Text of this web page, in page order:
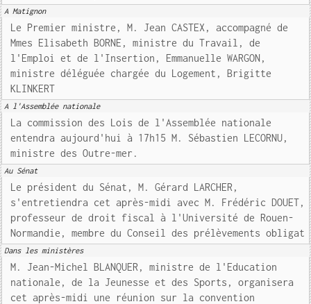
A Matignon
Le Premier ministre, M. Jean CASTEX, accompagné de
Mmes Elisabeth BORNE, ministre du Travail, de
l'Emploi et de l'Insertion, Emmanuelle WARGON,
ministre déléguée chargée du Logement, Brigitte
KLINKERT
A l'Assemblée nationale
La commission des Lois de l'Assemblée nationale
entendra aujourd'hui à 17h15 M. Sébastien LECORNU,
ministre des Outre-mer.
Au Sénat
Le président du Sénat, M. Gérard LARCHER,
s'entretiendra cet après-midi avec M. Frédéric DOUET,
professeur de droit fiscal à l'Université de Rouen-
Normandie, membre du Conseil des prélèvements obligat
Dans les ministères
M. Jean-Michel BLANQUER, ministre de l'Education
nationale, de la Jeunesse et des Sports, organisera
cet après-midi une réunion sur la convention